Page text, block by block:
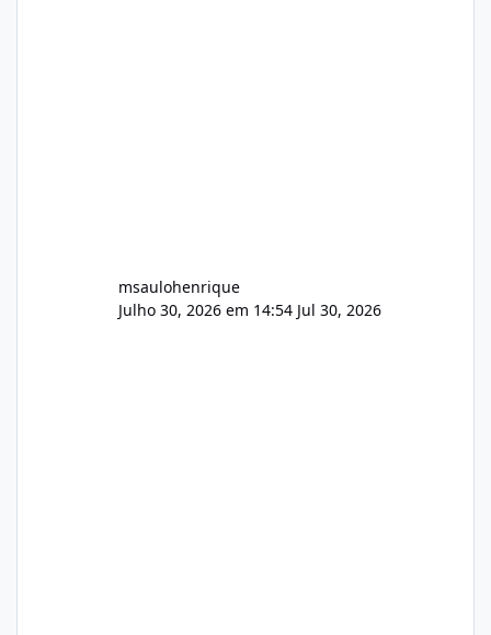
msaulohenrique
Julho 30, 2026 em 14:54 Jul 30, 2026